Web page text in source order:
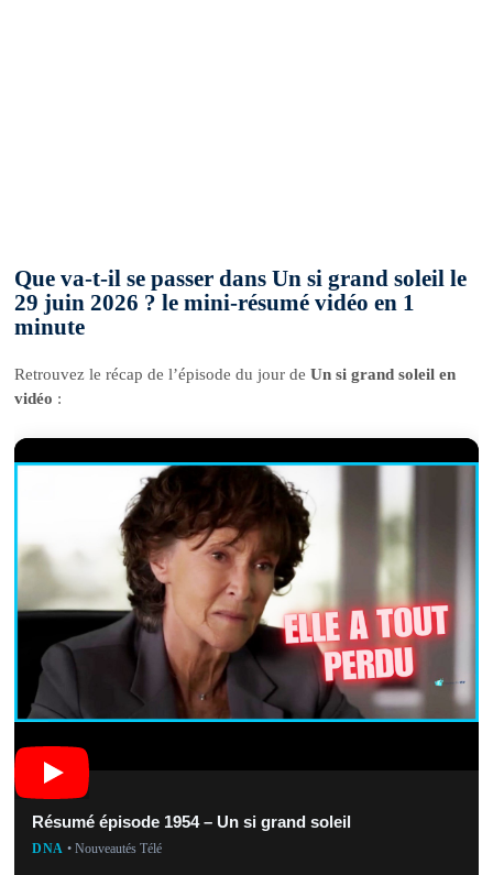
Que va-t-il se passer dans Un si grand soleil le
29 juin 2026 ? le mini-résumé vidéo en 1
minute
Retrouvez le récap de l’épisode du jour deUn si grand soleil en
vidéo :
Résumé épisode 1954 – Un si grand soleil
DNA • Nouveautés Télé